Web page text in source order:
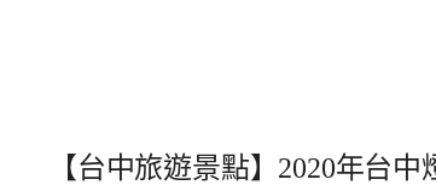
【台中旅遊景點】2020年台